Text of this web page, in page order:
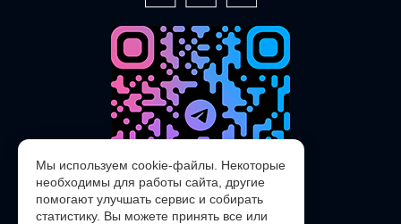
Мы используем cookie-файлы. Некоторые
необходимы для работы сайта, другие
помогают улучшать сервис и собирать
статистику. Вы можете принять все или